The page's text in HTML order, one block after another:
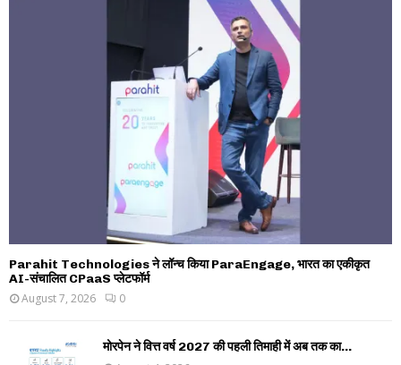
Parahit Technologies ने लॉन्च किया ParaEngage, भारत का एकीकृत
AI-संचालित CPaaS प्लेटफॉर्म
August 7, 2026
0
मोरपेन ने वित्त वर्ष 2027 की पहली तिमाही में अब तक का...